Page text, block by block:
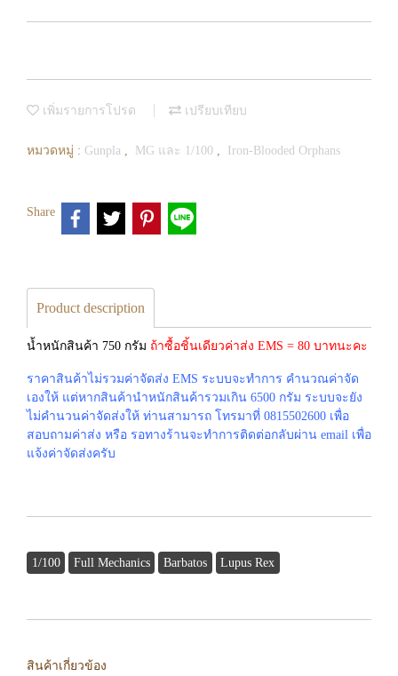
เพิ่มรายการโปรด เปรียบเทียบ
หมวดหมู่ : Gunpla , MG และ 1/100 , Iron-Blooded Orphans
Share
Product description
น้ำหนักสินค้า 750 กรัม ถ้าซื้อชิ้นเดียวค่าส่ง EMS = 80 บาทนะคะ
ราคาสินค้าไม่รวมค่าจัดส่ง EMS ระบบจะทำการ คำนวณค่าจัด
เองให้ แต่หากสินค้านำหนักสินค้ารวมเกิน 6500 กรัม ระบบจะยัง
ไม่คำนวนค่าจัดส่งให้ ท่านสามารถ โทรมาที่ 0815502600 เพื่อ
สอบถามค่าส่ง หรือ รอทางร้านจะทำการติดต่อกลับผ่าน email เพื่อ
แจ้งค่าจัดส่งครับ
1/100 Full Mechanics Barbatos Lupus Rex
สินค้าเกี่ยวข้อง